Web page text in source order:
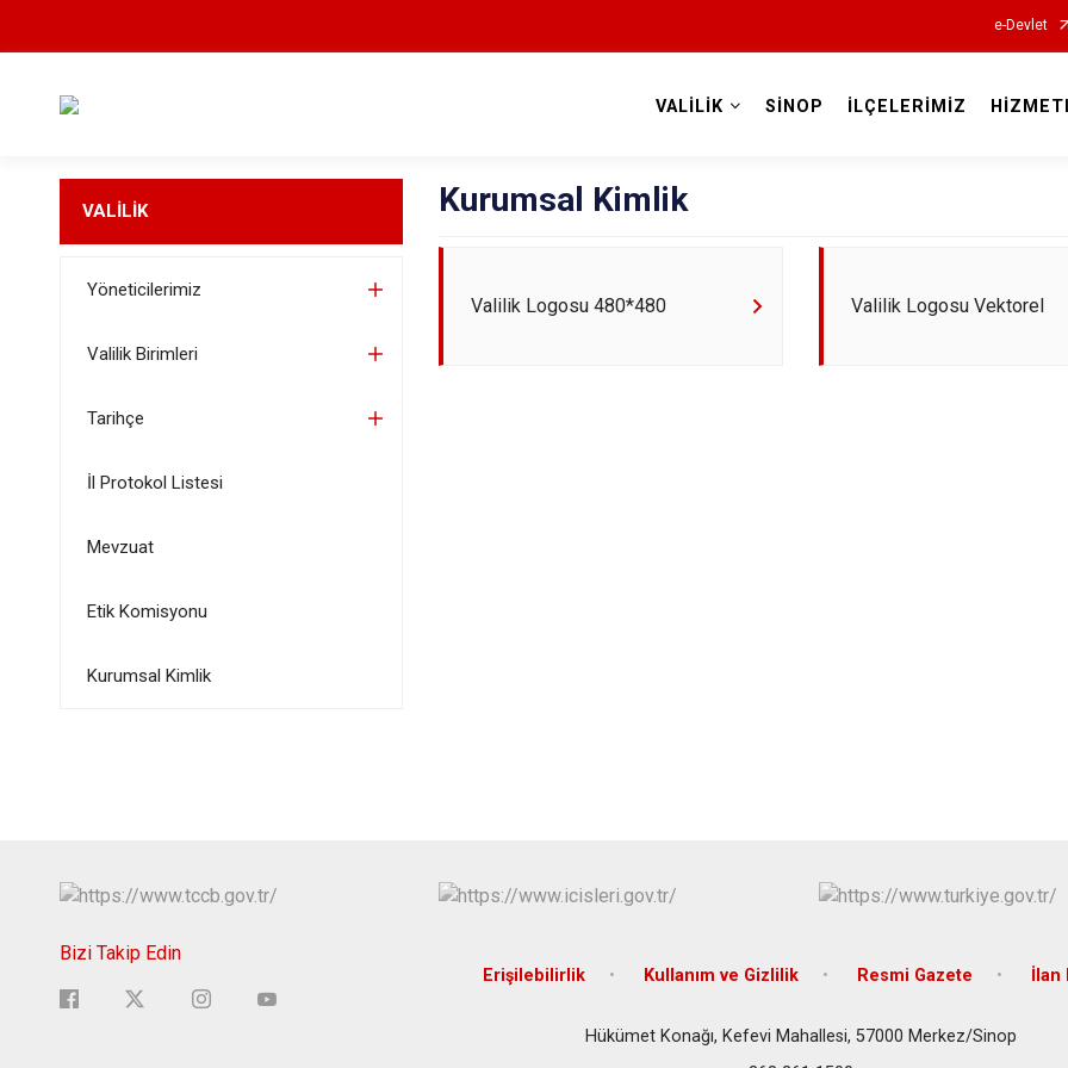
e-Devlet
VALİLİK SİNOP İLÇELERİMİZ
VALİLİK
Yöneticilerimiz
Valilik Birimleri
Tarihçe
İl Protokol Listesi
Mevzuat
Etik Komisyonu
Kurumsal Kimlik
Kurumsal Kimlik
Valilik Logosu 480*480 Valilik Logosu Vektorel
Bizi Takip Edin
Erişilebilirlik Kullanım ve Gizlilik Resmi Gazete İlan
Hükümet Konağı, Kefevi Mahallesi, 57000 Merkez/Sinop